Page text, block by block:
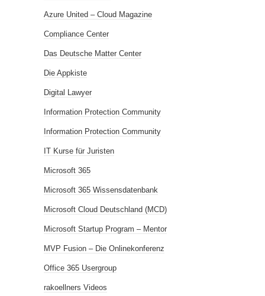
Azure United – Cloud Magazine
Compliance Center
Das Deutsche Matter Center
Die Appkiste
Digital Lawyer
Information Protection Community
Information Protection Community
IT Kurse für Juristen
Microsoft 365
Microsoft 365 Wissensdatenbank
Microsoft Cloud Deutschland (MCD)
Microsoft Startup Program – Mentor
MVP Fusion – Die Onlinekonferenz
Office 365 Usergroup
rakoellners Videos